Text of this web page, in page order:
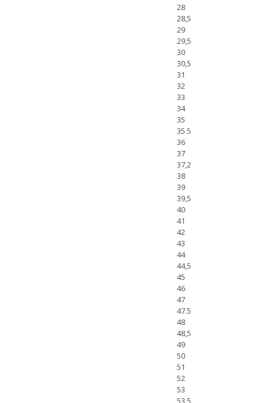
28
28,5
29
29,5
30
30,5
31
32
33
34
35
35.5
36
37
37,2
38
39
39,5
40
41
42
43
44
44,5
45
46
47
47.5
48
48,5
49
50
51
52
53
53.5